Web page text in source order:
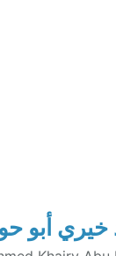
خيري أبو